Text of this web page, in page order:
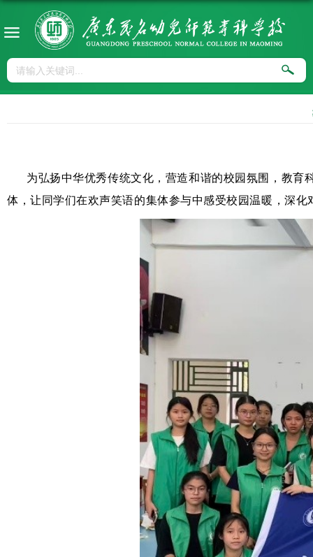
为弘扬中华优秀传统文化，营造和谐的校园氛围，教育
体，让同学们在欢声笑语的集体参与中感受校园温暖，深